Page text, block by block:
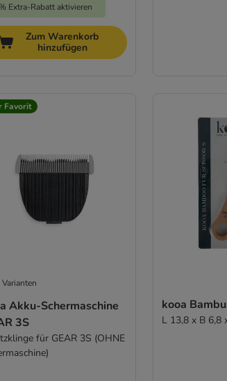
Extra-Rabatt aktivieren
Zum Warenkorb
hinzufügen
Favorit
Varianten
Akku-Schermaschine
3S
für GEAR 3S (OHNE
kooa
L 13,8 x B 6,8